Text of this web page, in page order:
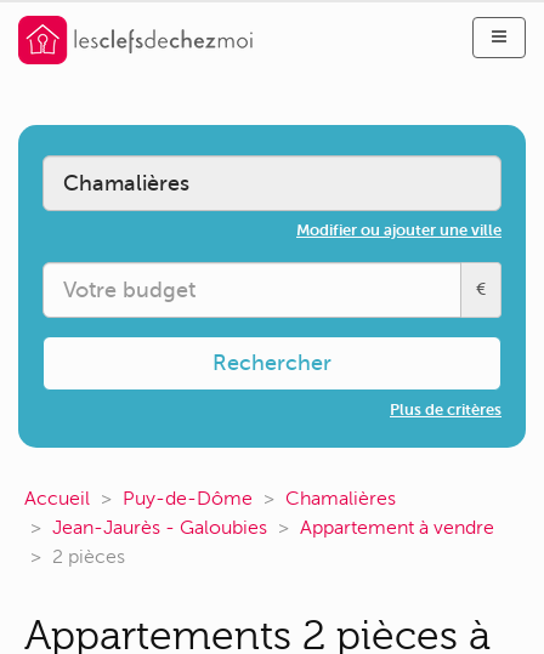
Modifier ou ajouter une ville
€
Rechercher
Plus de critères
Accueil Puy-de-Dôme
Chamalières
Jean-Jaurès - Galoubies
Appartement à vendre
2 pièces
Appartements 2 pièces à